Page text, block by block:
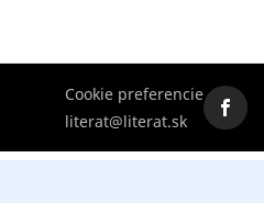
Cookie preferencie
literat@literat.sk